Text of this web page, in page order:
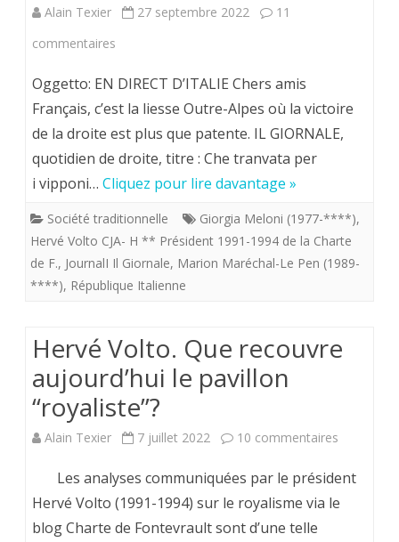
Alain Texier 27 septembre 2022
11
commentaires
Volto
.
Oggetto:
D’ITALIE.
Après
élections
générales
Oggetto: EN DIRECT D’ITALIE Chers amis
Français, c’est la liesse Outre-Alpes où la victoire
de la droite est plus que patente. IL GIORNALE,
quotidien de droite, titre : Che tranvata per
i vipponi… Cliquez pour lire davantage »
Société traditionnelle Giorgia Meloni (1977-****),
Hervé Volto CJA- H ** Président 1991-1994 de la Charte
de F., JournalI Il Giornale, Marion Maréchal-Le Pen (1989-
****), République Italienne
Hervé Volto. Que recouvre
aujourd’hui le pavillon
“royaliste”?
Alain Texier 7 juillet 2022 10 commentaires
Volto.
Les analyses communiquées par le président
Hervé Volto (1991-1994) sur le royalisme via le
blog Charte de Fontevrault sont d’une telle